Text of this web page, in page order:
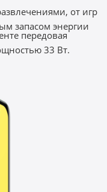
передовая
33 Вт.
от игр
запасом энергии